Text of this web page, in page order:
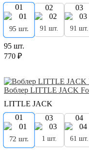
01
95 шт.
02
91 шт.
03
91 шт.
95 шт.
770 ₽
Воблер LITTLE JACK
LITTLE JACK
01
72 шт.
03
1 шт.
04
61 шт.